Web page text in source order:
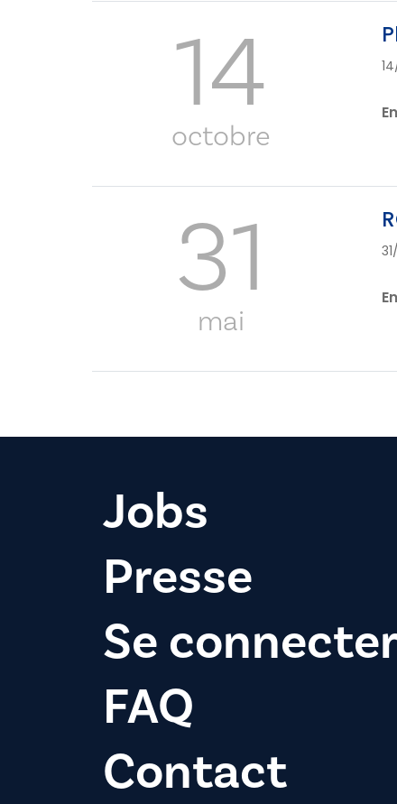
14
octobre
31
mai
Jobs
Presse
Se
FAQ
Contact